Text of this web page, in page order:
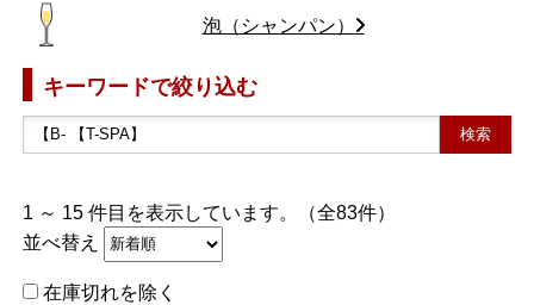
泡（シャンパン）
キーワードで絞り込む
1 ～ 15 件目を表示しています。（全83件）
並べ替え
在庫切れを除く